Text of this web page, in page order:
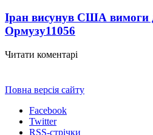
Іран висунув США вимоги
Ормузу11056
Читати коментарі
Повна версія сайту
Facebook
Twitter
RSS-стрічки